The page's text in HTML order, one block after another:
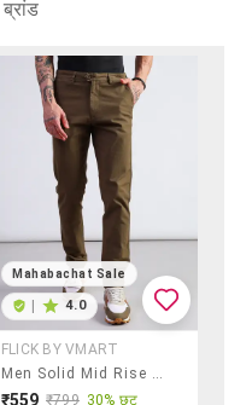
ब्रांड
Mahabachat Sale
4.0
FLICK BY VMART
Men Solid Mid Rise Regular Fit Casual Trouser
₹559 ₹799 30% छूट